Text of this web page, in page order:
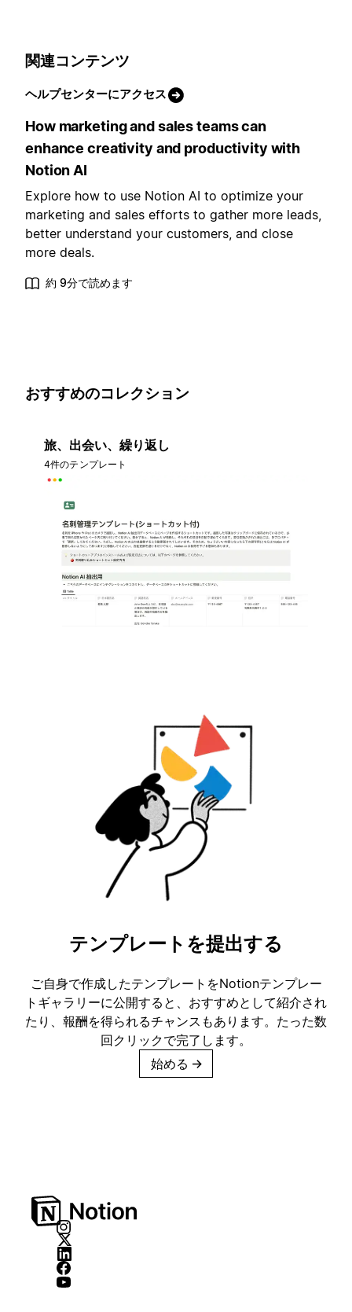
関連コンテンツ
ヘルプセンターにアクセス
How marketing and sales teams can
enhance creativity and productivity with
Notion AI
Explore how to use Notion AI to optimize your
marketing and sales efforts to gather more leads,
better understand your customers, and close
more deals.
約 9分で読めます
おすすめのコレクション
旅、出会い、繰り返し
4件のテンプレート
テンプレートを提出する
ご自身で作成したテンプレートをNotionテンプレー
トギャラリーに公開すると、おすすめとして紹介され
たり、報酬を得られるチャンスもあります。たった数
回クリックで完了します。
始める →